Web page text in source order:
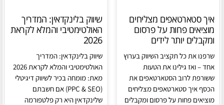
איך סטארטאפים מצליחים
מוציאים פחות על פרסום
ומקבלים יותר לידים
שרפנו את כל תקציב השיווק בערוץ
אחד – ואז גילינו את הטעות
ששורפת לרוב הסטארטאפים את
הכסף איך סטארטאפים מצליחים
מוציאים פחות על פרסום ומקבלים
שיווק בלינקדאין: המדריך
האולטימטיבי והמלא לקראת
2026
שיווק בלינקדאין: המדריך
מאת: מומחה בכיר לשיווק דיגיטלי
(PPC & SEO) אם חשבתם
שלינקדאין היא רק פלטפורמה